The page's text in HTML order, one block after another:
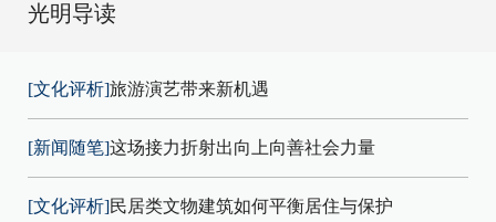
光明导读
[文化评析]旅游演艺带来新机遇
[新闻随笔]这场接力折射出向上向善社会力量
[文化评析]民居类文物建筑如何平衡居住与保护